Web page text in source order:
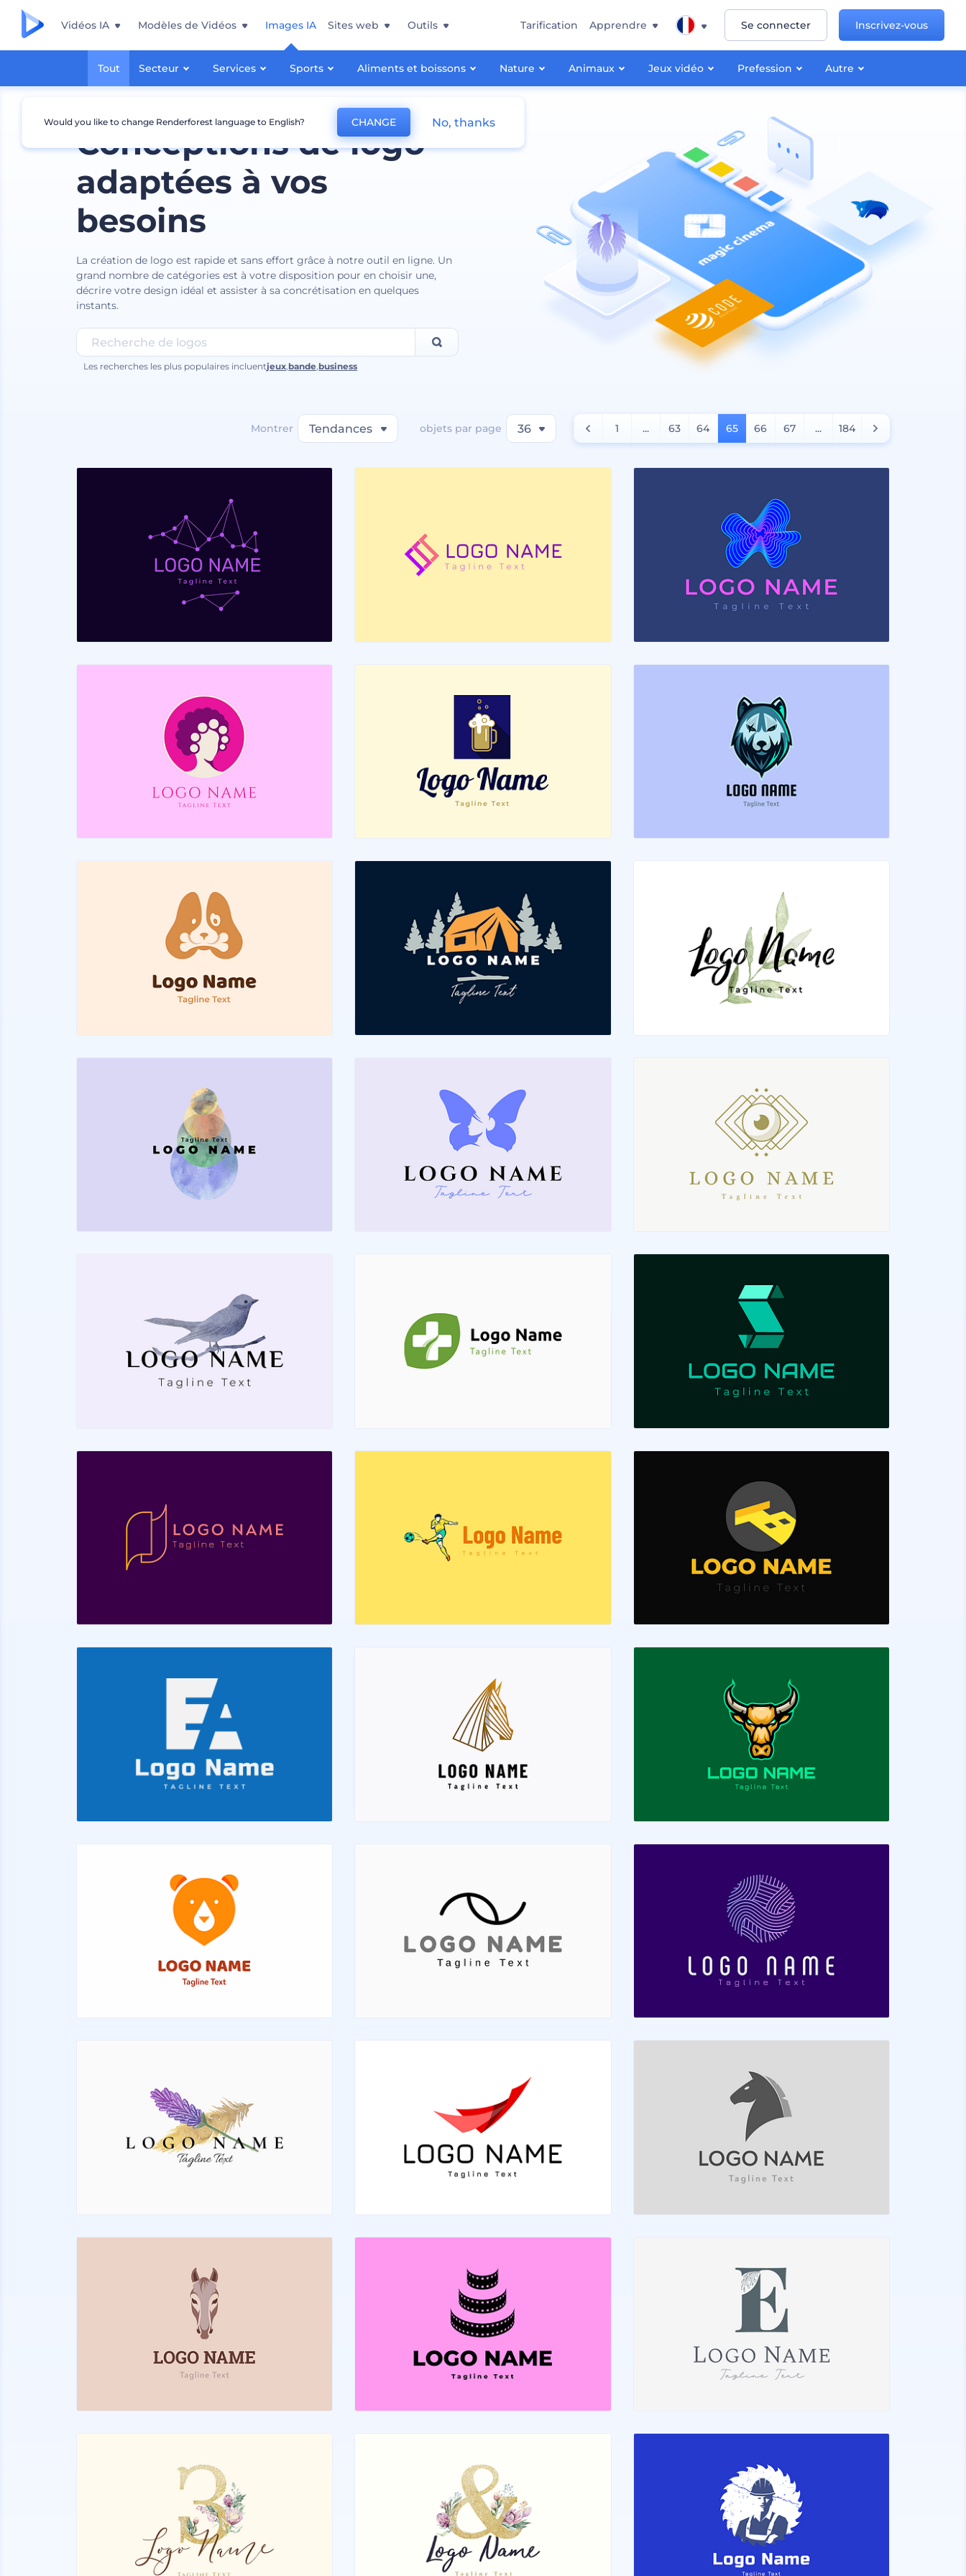
Vidéos IA Modèles de Vidéos Images IA
Tout Secteur Services Sports Aliments et boissons Nature Animaux Jeux vidéo Prefession Autre
Sites web Outils Tarification Apprendre Se connecter Inscrivez-vous
Conceptions de logo
adaptées à vos
besoins
La création de logo est rapide et sans effort grâce à notre outil en ligne. Un
grand nombre de catégories est à votre disposition pour en choisir une,
décrire votre design idéal et assister à sa concrétisation en quelques
instants.
Les recherches les plus populaires incluentjeux,bande,business
Montrer Tendances objets par page 36 1 ... 63 64 65 66 67 ... 184
Would you like to change Renderforest language to English? CHANGE No, thanks